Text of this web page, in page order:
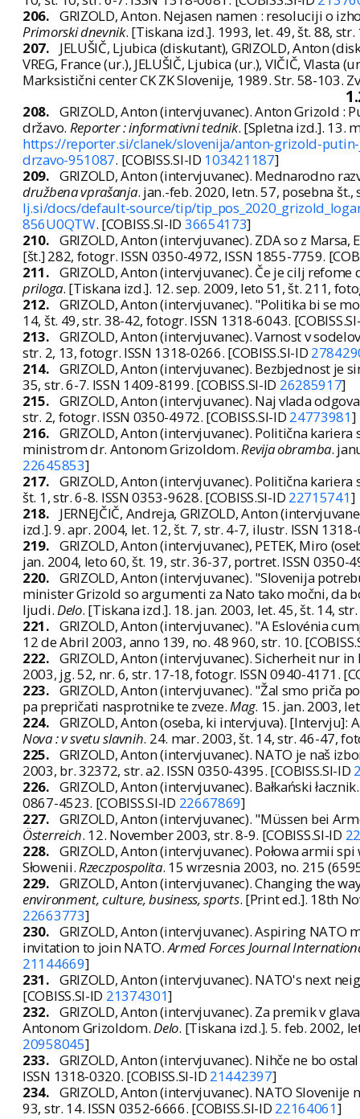
206. GRIZOLD, Anton. Nejasen namen : resoluciji o
Primorski dnevnik. [Tiskana izd.]. 1993, let. 49, št. 88,
207.
JELUŠIČ, Ljubica (diskutant), GRIZOLD, Anton
VREG, France (ur.), JELUŠIČ, Ljubica (ur.), VIČIČ, Vlasta
Marksistični center CK ZK Slovenije, 1989. Str. 58-103.
208. GRIZOLD, Anton (intervjuvanec). Anton Grizold
državo. Reporter : informativni tednik. [Spletna izd.]. 13.
https://reporter.si/clanek/slovenija/anton-grizold-
drzavo-951087. [COBISS.SI-ID 103421187]
209. GRIZOLD, Anton (intervjuvanec). Mednarodno
družbena vprašanja. jan.-feb. 2020, letn. 57, posebna
lj.si/docs/default-source/tip/
856U0QTW. [COBISS.SI-ID 36654173]
210. GRIZOLD, Anton (intervjuvanec). ZDA so z Marsa,
[št.] 282, fotogr. ISSN 0350-4972, ISSN 1855-7759.
211. GRIZOLD, Anton (intervjuvanec). Če je cilj
priloga. [Tiskana izd.]. 12. sep. 2009, leto 51, št. 211,
212. GRIZOLD, Anton (intervjuvanec). "Politika bi se
14, št. 49, str. 38-42, fotogr. ISSN 1318-6043.
213. GRIZOLD, Anton (intervjuvanec). Varnost v
str. 2, 13, fotogr. ISSN 1318-0266. [COBISS.SI-ID
214. GRIZOLD, Anton (intervjuvanec). Bezbjednost je
35, str. 6-7. ISSN 1409-8199. [COBISS.SI-ID 26285917]
215. GRIZOLD, Anton (intervjuvanec). Naj vlada
str. 2, fotogr. ISSN 0350-4972. [COBISS.SI-ID 24773981]
216. GRIZOLD, Anton (intervjuvanec). Politična
ministrom dr. Antonom Grizoldom.Revija obramba.
22645853]
217. GRIZOLD, Anton (intervjuvanec). Politična
št. 1, str. 6-8. ISSN 0353-9628. [COBISS.SI-ID 22715741]
218.
JERNEJČIČ, Andreja, GRIZOLD, Anton
izd.]. 9. apr. 2004, let. 12, št. 7, str. 4-7, ilustr. ISSN
219. GRIZOLD, Anton (intervjuvanec), PETEK, Miro
jan. 2004, leto 60, št. 19, str. 36-37, portret. ISSN 0350-
220. GRIZOLD, Anton (intervjuvanec). "Slovenija
minister Grizold so argumenti za Nato tako močni, da
ljudi.Delo. [Tiskana izd.]. 18. jan. 2003, let. 45, št. 14,
221. GRIZOLD, Anton (intervjuvanec). "A Eslovénia
12 de Abril 2003, anno 139, no. 48 960, str. 10.
222. GRIZOLD, Anton (intervjuvanec). Sicherheit nur
2003, jg. 52, nr. 6, str. 17-18, fotogr. ISSN 0940-4171.
223. GRIZOLD, Anton (intervjuvanec). "Žal smo priča
pa prepričati nasprotnike te zveze.Mag. 15. jan. 2003,
224. GRIZOLD, Anton (oseba, ki intervjuva).
Nova : v svetu slavnih. 24. mar. 2003, št. 14, str. 46-47,
225. GRIZOLD, Anton (intervjuvanec). NATO je naš
2003, br. 32372, str. a2. ISSN 0350-4395. [COBISS.SI-ID
226. GRIZOLD, Anton (intervjuvanec). Bałkański
0867-4523. [COBISS.SI-ID 22667869]
227. GRIZOLD, Anton (intervjuvanec). "Müssen bei
Österreich. 12. November 2003, str. 8-9. [COBISS.SI-ID
228. GRIZOLD, Anton (intervjuvanec). Połowa armii
Słowenii.Rzeczpospolita. 15 wrzesnia 2003, no. 215
229. GRIZOLD, Anton (intervjuvanec). Changing the
environment, culture, business, sports. [Print ed.]. 18th
22663773]
230. GRIZOLD, Anton (intervjuvanec). Aspiring
invitation to join NATO.Armed Forces Journal
21144669]
231. GRIZOLD, Anton (intervjuvanec). NATO's next
[COBISS.SI-ID 21374301]
232. GRIZOLD, Anton (intervjuvanec). Za premik v
Antonom Grizoldom.Delo. [Tiskana izd.]. 5. feb. 2002,
20958045]
233. GRIZOLD, Anton (intervjuvanec). Nihče ne bo
ISSN 1318-0320. [COBISS.SI-ID 21442397]
234. GRIZOLD, Anton (intervjuvanec). NATO Slovenije
93, str. 14. ISSN 0352-6666. [COBISS.SI-ID 22164061]